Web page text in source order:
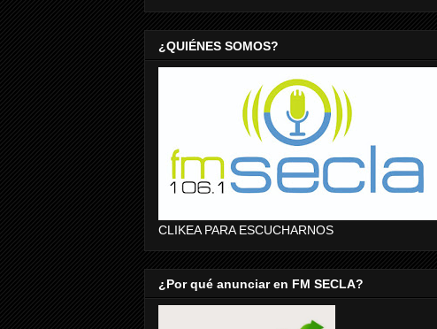
¿QUIÉNES SOMOS?
CLIKEA PARA ESCUCHARNOS
¿Por qué anunciar en FM SECLA?